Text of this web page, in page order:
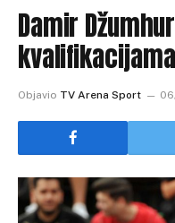
Damir
Objavio TV Arena Sport